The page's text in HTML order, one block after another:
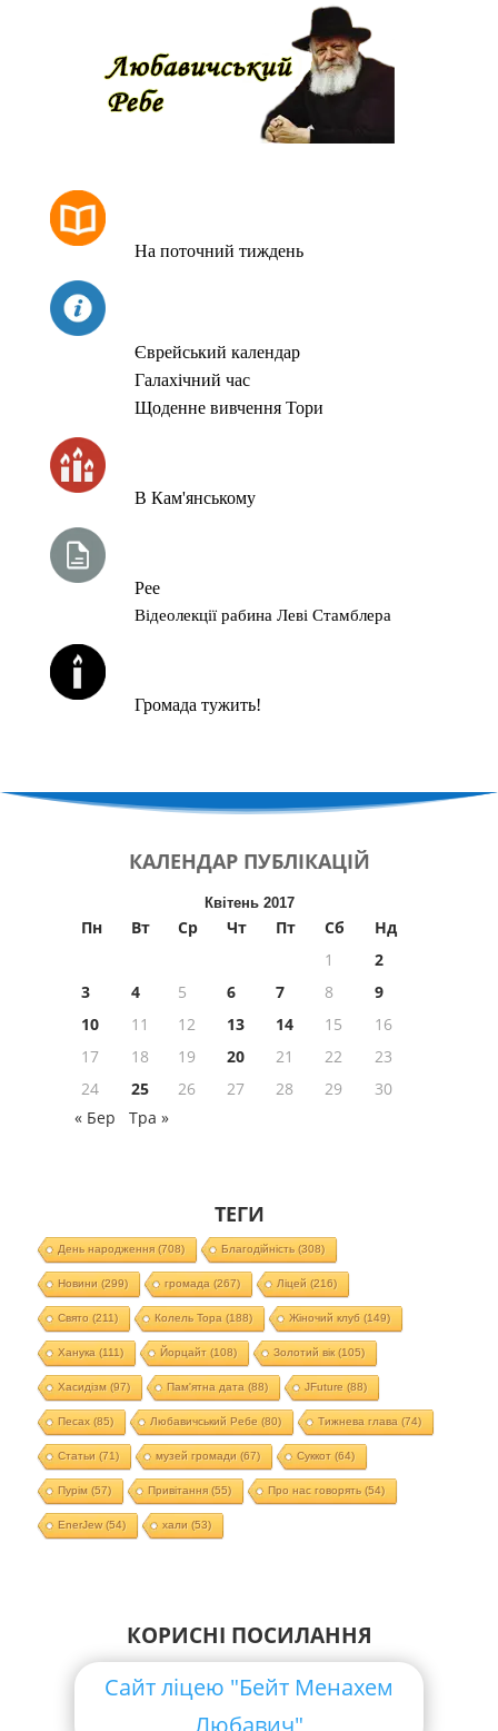
На поточний тиждень
Єврейський календар
Галахічний час
Щоденне вивчення Тори
В Кам'янському
Рее
Відеолекції рабина Леві Стамблера
Громада тужить!
КАЛЕНДАР ПУБЛІКАЦІЙ
Квітень 2017
Пн Вт Ср Чт Пт Сб
Нд
1
2
3
4 5 6 7 8
9
10
11 12 13 14 15
16
17
18 19 20 21 22
23
24
25 26 27 28 29
30
« Бер
Тра »
ТЕГИ
День народження(708) Благодійність (308)
Новини (299) громада (267) Ліцей (216)
Свято (211) Колель Тора (188) Жіночий клуб (149)
Ханука (111) Йорцайт (108) Золотий вік(105)
Хасидізм (97) Пам'ятна дата (88) JFuture (88)
Песах(85) Любавичський Ребе (80) Тижнева глава (74)
Статьи (71) музей громади (67) Суккот (64)
Пурім (57) Привітання(55) Про нас говорять (54)
EnerJew(54) хали (53)
КОРИСНІ ПОСИЛАННЯ
Сайт ліцею "Бейт Менахем
Любавич"